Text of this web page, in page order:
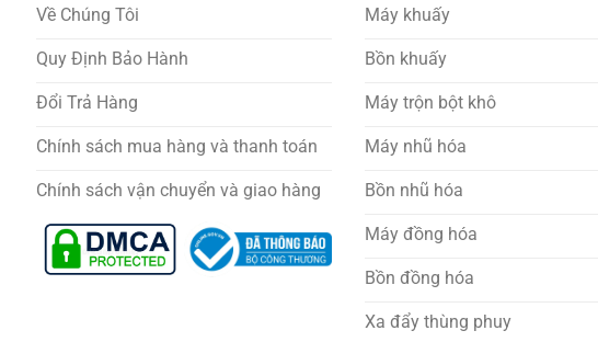
Về Chúng Tôi
Quy Định Bảo Hành
Đổi Trả Hàng
Chính sách mua hàng và thanh toán
Chính sách vận chuyển và giao hàng
Máy khuấy
Bồn khuấy
Máy trộn bột khô
Máy nhũ hóa
Bồn nhũ hóa
Máy đồng hóa
Bồn đồng hóa
Xa đẩy thùng phuy